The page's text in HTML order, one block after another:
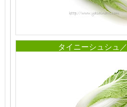
タイニーシュシュ